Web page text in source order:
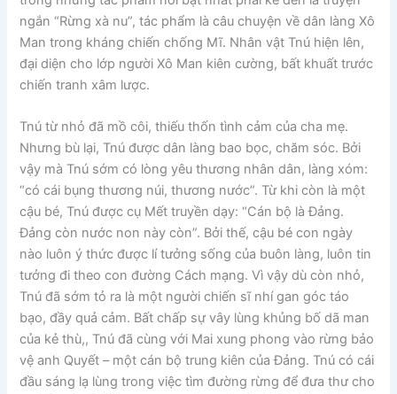
ngắn “Rừng xà nu”, tác phẩm là câu chuyện về dân làng Xô
Man trong kháng chiến chống Mĩ. Nhân vật Tnú hiện lên,
đại diện cho lớp người Xô Man kiên cường, bất khuất trước
chiến tranh xâm lược.
Tnú từ nhỏ đã mồ côi, thiếu thốn tình cảm của cha mẹ.
Nhưng bù lại, Tnú được dân làng bao bọc, chăm sóc. Bởi
vậy mà Tnú sớm có lòng yêu thương nhân dân, làng xóm:
“có cái bụng thương núi, thương nước”. Từ khi còn là một
cậu bé, Tnú được cụ Mết truyền dạy: “Cán bộ là Đảng.
Đảng còn nước non này còn”. Bởi thế, cậu bé con ngày
nào luôn ý thức được lí tưởng sống của buôn làng, luôn tin
tưởng đi theo con đường Cách mạng. Vì vậy dù còn nhỏ,
Tnú đã sớm tỏ ra là một người chiến sĩ nhí gan góc táo
bạo, đầy quả cảm. Bất chấp sự vây lùng khủng bố dã man
của kẻ thù,, Tnú đã cùng với Mai xung phong vào rừng bảo
vệ anh Quyết – một cán bộ trung kiên của Đảng. Tnú có cái
đầu sáng lạ lùng trong việc tìm đường rừng để đưa thư cho